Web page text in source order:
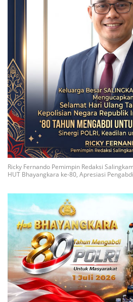
Ricky Fernando Pemimpin Redaksi
HUT Bhayangkara ke-80, Apresiasi